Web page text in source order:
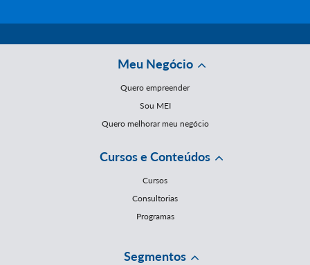
Meu Negócio
Quero empreender
Sou MEI
Quero melhorar meu negócio
Cursos e Conteúdos
Cursos
Consultorias
Programas
Segmentos